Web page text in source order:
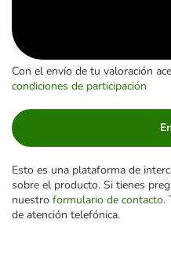
Con el envío de tu valoración
condiciones de participación
Esto es una plataforma de
sobre el producto. Si tienes
nuestro formulario de contacto.
de atención telefónica.